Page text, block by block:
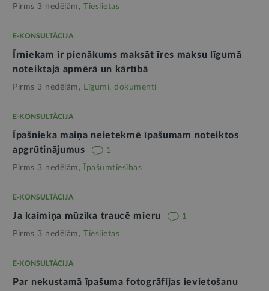
Pirms 3 nedēļām, Tieslietas
E-KONSULTĀCIJA
Īrniekam ir pienākums maksāt īres maksu līgumā
noteiktajā apmērā un kārtībā
Pirms 3 nedēļām, Līgumi, dokumenti
E-KONSULTĀCIJA
Īpašnieka maiņa neietekmē īpašumam noteiktos
apgrūtinājumus
1
Pirms 3 nedēļām, Īpašumtiesības
E-KONSULTĀCIJA
Ja kaimiņa mūzika traucē mieru 1
Pirms 3 nedēļām, Tieslietas
E-KONSULTĀCIJA
Par nekustamā īpašuma fotogrāfijas ievietošanu